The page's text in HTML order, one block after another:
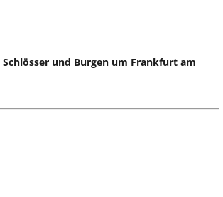
Schlösser und Burgen um Frankfurt am